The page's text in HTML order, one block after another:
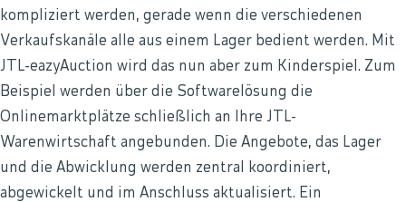
kompliziert werden, gerade wenn die verschiedenen
Verkaufskanäle alle aus einem Lager bedient werden. Mit
JTL-eazyAuction wird das nun aber zum Kinderspiel. Zum
Beispiel werden über die Softwarelösung die
Onlinemarktplätze schließlich an Ihre JTL-
Warenwirtschaft angebunden. Die Angebote, das Lager
und die Abwicklung werden zentral koordiniert,
abgewickelt und im Anschluss aktualisiert. Ein